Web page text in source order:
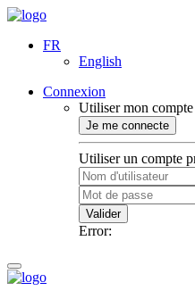
FR
English
Connexion
Utiliser mon
Je me connecte
Utiliser un compte
Valider
Error: